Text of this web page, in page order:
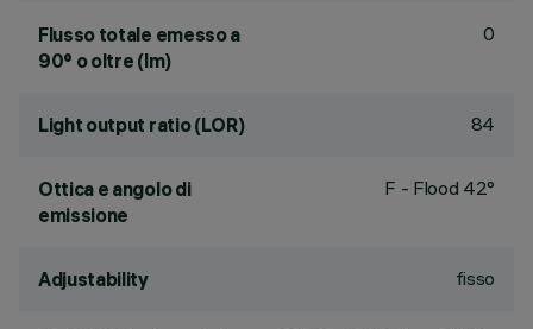
Flusso totale emesso a
90° o oltre (lm)
0
Light output ratio (LOR) 84
Ottica e angolo di
emissione
F - Flood 42°
Adjustability fisso